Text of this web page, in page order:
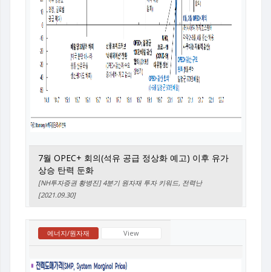
7월 OPEC+ 회의(석유 공급 정상화 예고) 이후 유가
상승 탄력 둔화
[NH투자증권 황병진] 4분기 원자재 투자 키워드, 전력난
[2021.09.30]
에너지/원자재 View